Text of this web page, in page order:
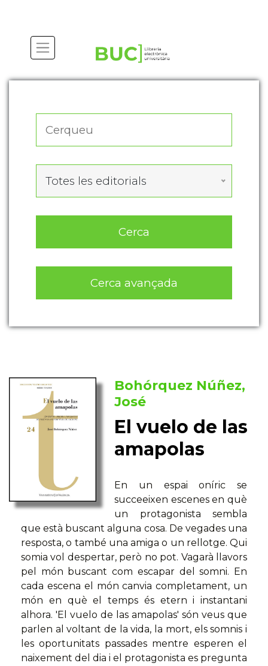
Totes les editorials
Cerca
Cerca avançada
Bohórquez Núñez,
José
El vuelo de las
amapolas
En un espai oníric se
succeeixen escenes en què
un protagonista sembla
que està buscant alguna cosa. De vegades una
resposta, o també una amiga o un rellotge. Qui
somia vol despertar, però no pot. Vagarà llavors
pel món buscant com escapar del somni. En
cada escena el món canvia completament, un
món en què el temps és etern i instantani
alhora. 'El vuelo de las amapolas' són veus que
parlen al voltant de la vida, la mort, els somnis i
les oportunitats passades mentre esperen el
naixement del dia i el protagonista es pregunta